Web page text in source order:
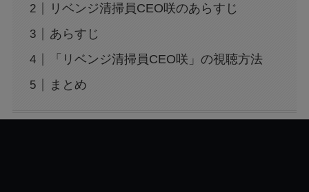
ジャンプ33号だけ売り切れはなぜ？ワンピース
カードが影響を与えていた？
リベンジ清掃員CEO咲のあらすじ
あらすじ
「リベンジ清掃員CEO咲」の視聴方法
まとめ